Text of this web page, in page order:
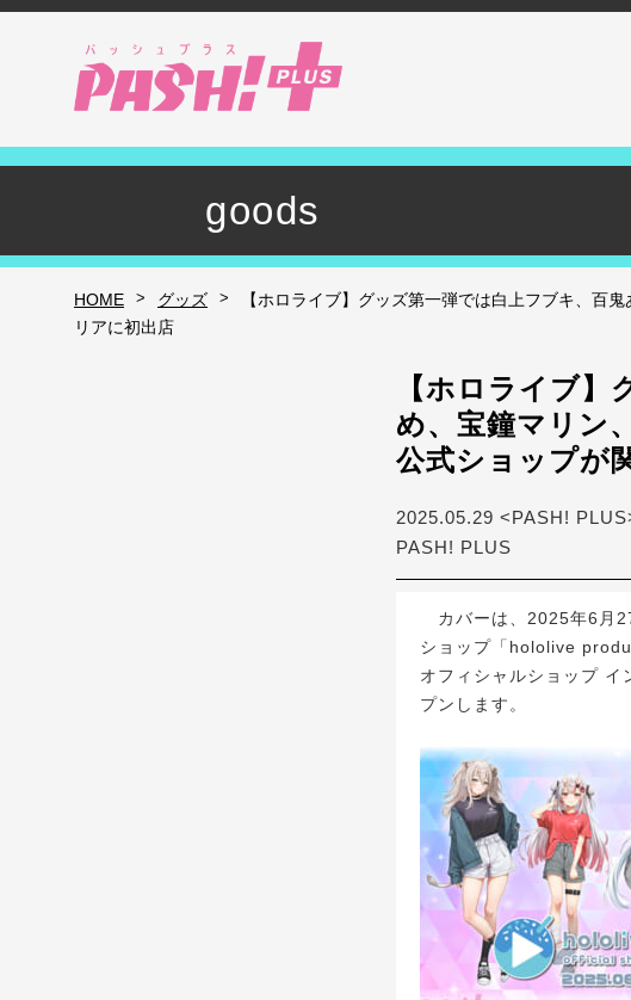
goods
HOME > グッズ >
【ホロライブ】グッズ第一弾では白上フブキ、百
リアに初出店
【ホロライブ
め、宝鐘マリン
公式ショップが
2025.05.29 <PASH!
PASH! PLUS
カバーは、2025年6月
ショップ「hololive
オフィシャルショップ イ
プンします。